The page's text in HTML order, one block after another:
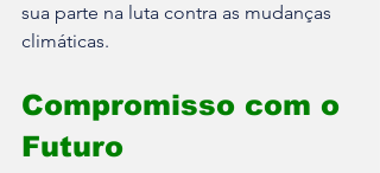
sua parte na luta contra as mudanças
climáticas.
Compromisso com o
Futuro